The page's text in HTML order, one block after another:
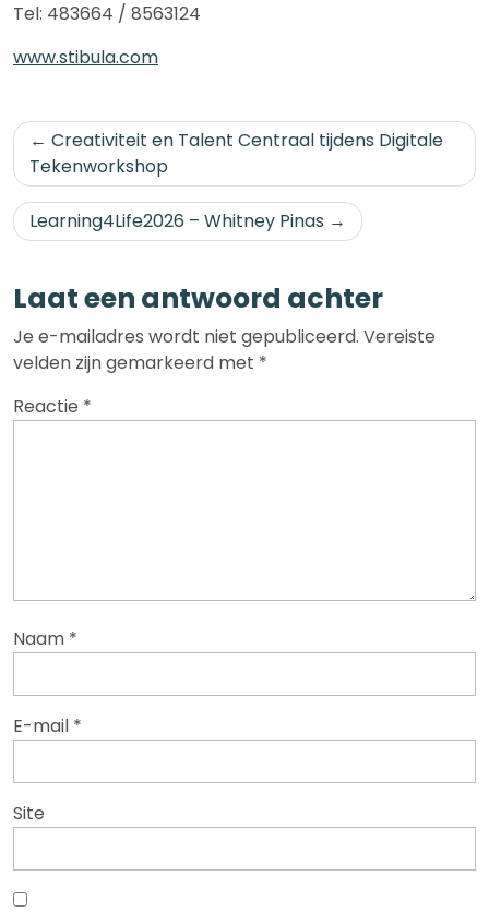
Tel: 483664 / 8563124
www.stibula.com
Bericht
navigatie
Creativiteit en Talent Centraal tijdens Digitale
Tekenworkshop
Learning4Life2026 – Whitney Pinas
Laat een antwoord achter
Je e-mailadres wordt niet gepubliceerd. Vereiste
velden zijn gemarkeerd met *
Reactie *
Naam *
E-mail *
Site